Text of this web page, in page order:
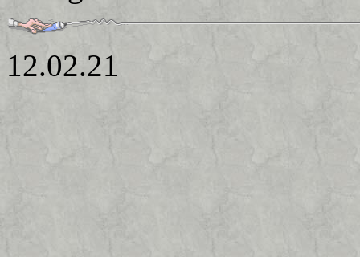
12.02.21